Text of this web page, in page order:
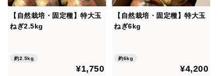
【自然栽培・固定種】特大玉
ねぎ2.5kg
約2.5kg
¥1,750
【自然栽培・固定種】特大玉
ねぎ6kg
約6kg
¥4,200